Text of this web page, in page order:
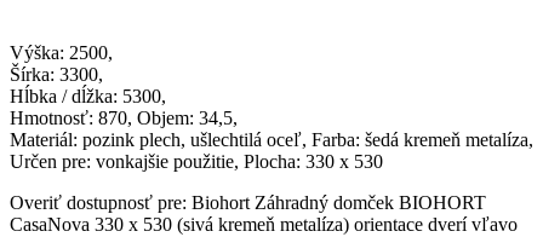
Výška: 2500,
Šírka: 3300,
Hĺbka / dĺžka: 5300,
Hmotnosť: 870, Objem: 34,5,
Materiál: pozink plech, ušlechtilá oceľ, Farba: šedá kremeň metalíza,
Určen pre: vonkajšie použitie, Plocha: 330 x 530
Overiť dostupnosť pre: Biohort Záhradný domček BIOHORT
CasaNova 330 x 530 (sivá kremeň metalíza) orientace dverí vľavo